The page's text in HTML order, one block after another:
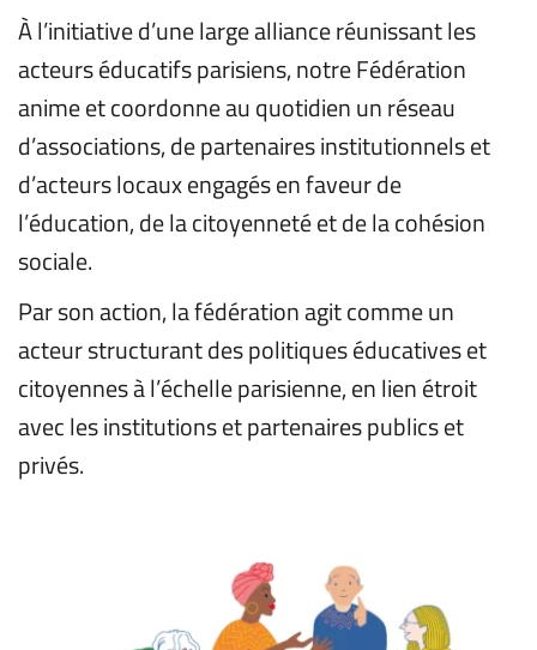
À l’initiative d’une large alliance réunissant les
acteurs éducatifs parisiens, notre Fédération
anime et coordonne au quotidien un réseau
d’associations, de partenaires institutionnels et
d’acteurs locaux engagés en faveur de
l’éducation, de la citoyenneté et de la cohésion
sociale.
Par son action, la fédération agit comme un
acteur structurant des politiques éducatives et
citoyennes à l’échelle parisienne, en lien étroit
avec les institutions et partenaires publics et
privés.